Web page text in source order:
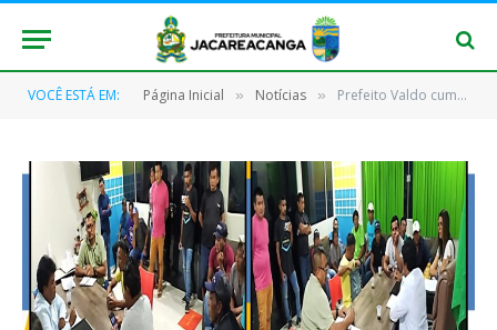
VOCÊ ESTÁ EM: Página Inicial » Notícias » Prefeito Valdo cumpre agenda!